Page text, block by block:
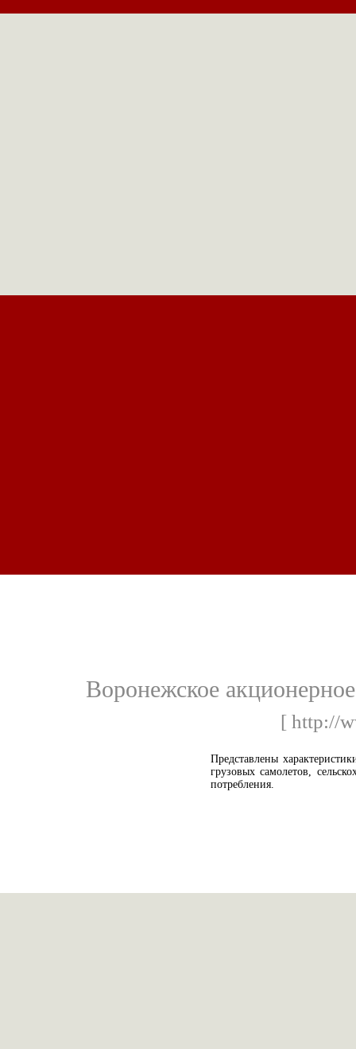
Воронежское
[ http://
Представлены
грузовых самолетов,
потребления.